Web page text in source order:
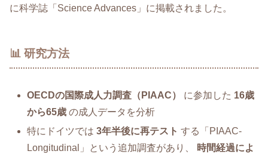
に科学誌「Science Advances」に掲載されました。
📊 研究方法
OECDの国際成人力調査（PIAAC） に参加した 16歳
から65歳 の成人データを分析
特にドイツでは3年半後に再テスト する「PIAAC-
Longitudinal」という追加調査があり、
時間経過によ